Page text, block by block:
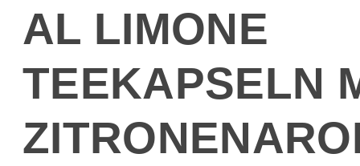
AL LIMONE
TEEKAPSELN